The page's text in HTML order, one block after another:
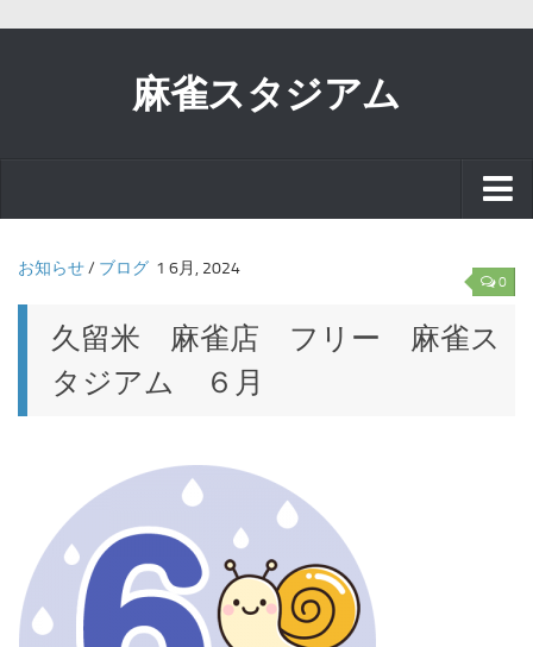
麻雀スタジアム
スタッフブログ
お知らせ
イベント
リアル麻雀で
ブログ
ホームページ
0
お知らせ/ ブログ 1 6月, 2024
久留米 麻雀店 フリー 麻雀ス
タジアム ６月